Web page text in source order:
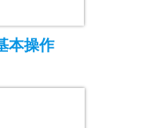
本操作